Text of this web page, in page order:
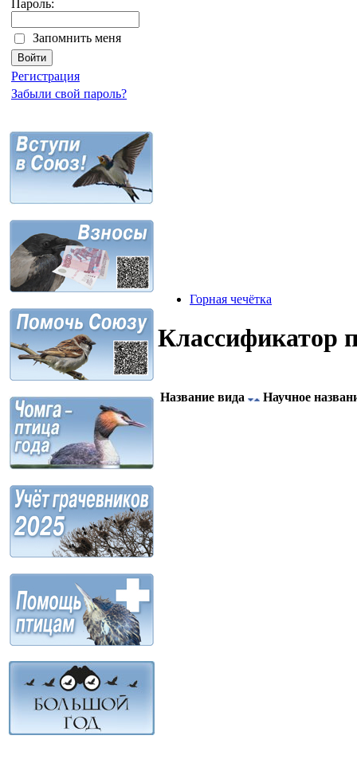
Пароль:
Запомнить меня
Регистрация
Забыли свой пароль?
Горная чечётка
Классификатор
Название вида Научное